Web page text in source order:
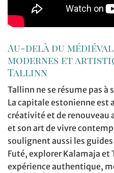
Au-delà du
modernes et
Tallinn
Tallinn ne se résume pas
La capitale estonienne est
créativité et de renouveau
et son art de vivre
soulignent aussi les
Futé, explorer Kalamaja
expérience authentique,